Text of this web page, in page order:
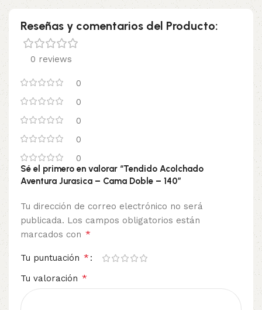
Reseñas y comentarios del Producto:
0 reviews
0
0
0
0
0
Sé el primero en valorar “Tendido Acolchado
Aventura Jurasica – Cama Doble – 140”
Tu dirección de correo electrónico no será
publicada. Los campos obligatorios están
marcados con *
Tu puntuación *
Tu valoración *